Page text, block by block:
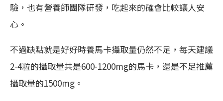
驗，也有營養師團隊研發，吃起來的確會比較讓人安
心。
不過缺點就是好好時養馬卡攝取量仍然不足，每天建議
2-4粒的攝取量共是600-1200mg的馬卡，還是不足推薦
攝取量的1500mg。